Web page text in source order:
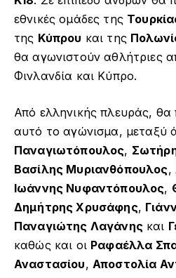
εθνικές ομάδες της
της Κύπρου και της
θα αγωνιστούν αθλήτριες
Φινλανδία και Κύπρο.
Από ελληνικής πλευράς,
αυτό το αγώνισμα, μεταξύ
Παναγιωτόπουλος,
Βασίλης Μυριανθόπουλος,
Ιωάννης Νυφαντόπουλος,
Δημήτρης Χρυσάφης,
Παναγιώτης Λαγάνηςκαι
καθώς και οι Ραφαέλλα
Αναστασίου, Αποστολία